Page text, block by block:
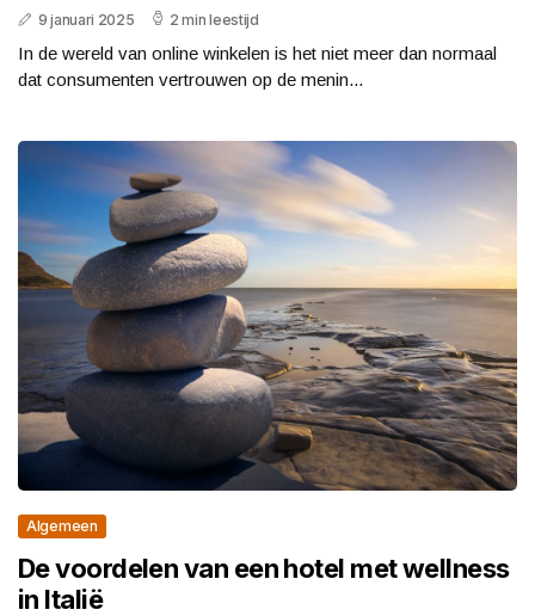
9 januari 2025 2 min leestijd
In de wereld van online winkelen is het niet meer dan normaal
dat consumenten vertrouwen op de menin...
Algemeen
De voordelen van een hotel met wellness
in Italië